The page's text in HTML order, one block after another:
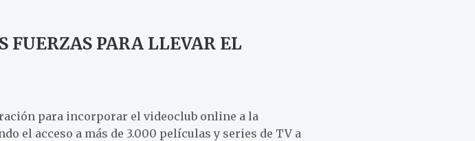
FUERZAS PARA LLEVAR EL
para incorporar el videoclub online a la
el acceso a más de 3.000 películas y series de TV a